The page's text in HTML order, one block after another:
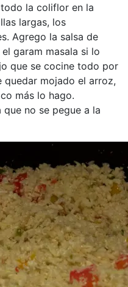
la coliflor en la
largas, los
Agrego la salsa de
garam masala si lo
que se cocine todo por
quedar mojado el arroz,
más lo hago.
no se pegue a la